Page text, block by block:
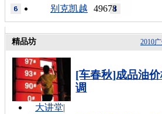
49678
别克凯越
2010
精品坊
[车春秋]成品油
调
大讲堂|